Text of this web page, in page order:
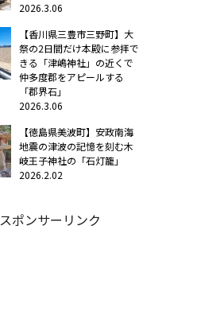
2026.3.06
【香川県三豊市三野町】大
祭の2日間だけ本殿に参拝で
きる「津嶋神社」の近くで
仲多度郡をアピールする
「郡界石」
2026.3.06
【徳島県美波町】安政南海
地震の津波の記憶を刻む木
岐王子神社の「石灯籠」
2026.2.02
スポンサーリンク